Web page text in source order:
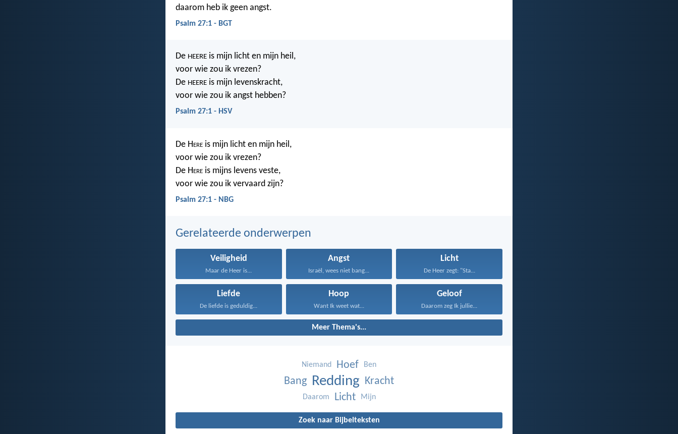
daarom heb ik geen angst.
Psalm 27:1 - BGT
De HEERE is mijn licht en mijn heil,
voor wie zou ik vrezen?
De HEERE is mijn levenskracht,
voor wie zou ik angst hebben?
Psalm 27:1 - HSV
De Here is mijn licht en mijn heil,
voor wie zou ik vrezen?
De Here is mijns levens veste,
voor wie zou ik vervaard zijn?
Psalm 27:1 - NBG
Gerelateerde onderwerpen
Veiligheid
Maar de Heer is...
Angst
Israël, wees niet bang...
Licht
De Heer zegt: "Sta...
Liefde
De liefde is geduldig...
Hoop
Want Ik weet wat...
Geloof
Daarom zeg Ik jullie...
Meer Thema's...
Niemand Hoef Ben
Bang Redding Kracht
Daarom Licht Mijn
Zoek naar Bijbelteksten